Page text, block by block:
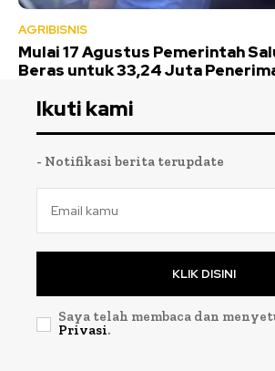
AGRIBISNIS
Mulai 17 Agustus Pemerintah
Beras untuk 33,24 Juta
Ikuti kami
- Notifikasi berita terupdate
KLIK DISINI
Saya telah membaca dan
Privasi.